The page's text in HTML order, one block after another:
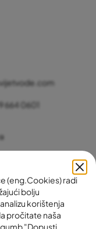
(eng.Cookies) radi
bolju
korištenja
pročitate naša
gumb "Dopusti
664 0601